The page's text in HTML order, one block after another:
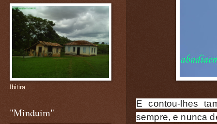
E contou-lhes
sempre, e nunca
Ibitira
"Minduim"